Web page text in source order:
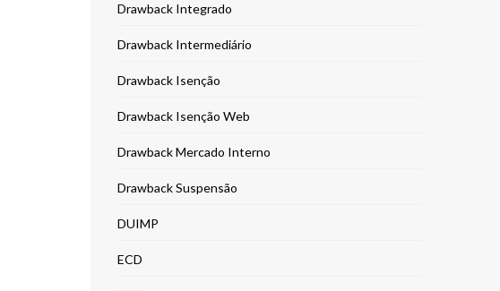
Drawback Integrado
Drawback Intermediário
Drawback Isenção
Drawback Isenção Web
Drawback Mercado Interno
Drawback Suspensão
DUIMP
ECD